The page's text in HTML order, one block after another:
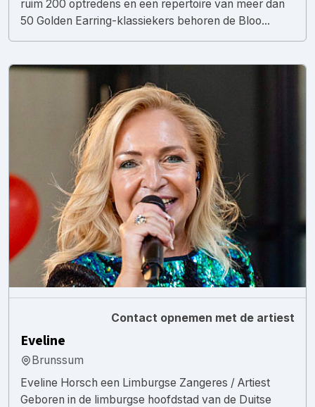
ruim 200 optredens en een repertoire van meer dan
50 Golden Earring-klassiekers behoren de Bloo...
Contact opnemen met de artiest
Eveline
Brunssum
Eveline Horsch een Limburgse Zangeres / Artiest
Geboren in de limburgse hoofdstad van de Duitse